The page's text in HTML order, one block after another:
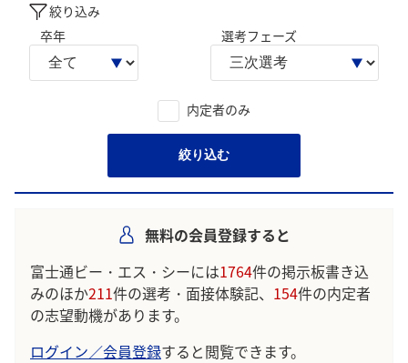
絞り込み
卒年
選考フェーズ
内定者のみ
絞り込む
無料の会員登録すると
富士通ビー・エス・シーには1764件の掲示板書き込
みのほか211件の選考・面接体験記、 154件の内定者
の志望動機があります。
ログイン／会員登録すると閲覧できます。